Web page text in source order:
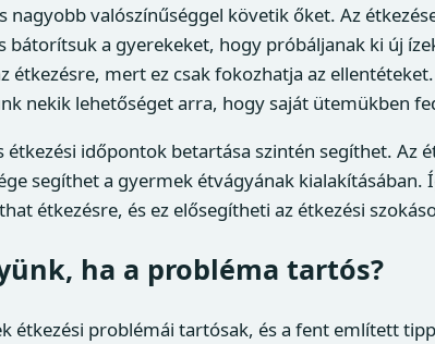
nagyobb valószínűséggel követik őket. Az
bátorítsuk a gyerekeket, hogy próbáljanak ki új
étkezésre, mert ez csak fokozhatja az
nekik lehetőséget arra, hogy saját ütemükben
étkezési időpontok betartása szintén segíthet. Az
segíthet a gyermek étvágyának
étkezésre, és ez elősegítheti az étkezési
ha a probléma tartós?
étkezési problémái tartósak, és a fent említett